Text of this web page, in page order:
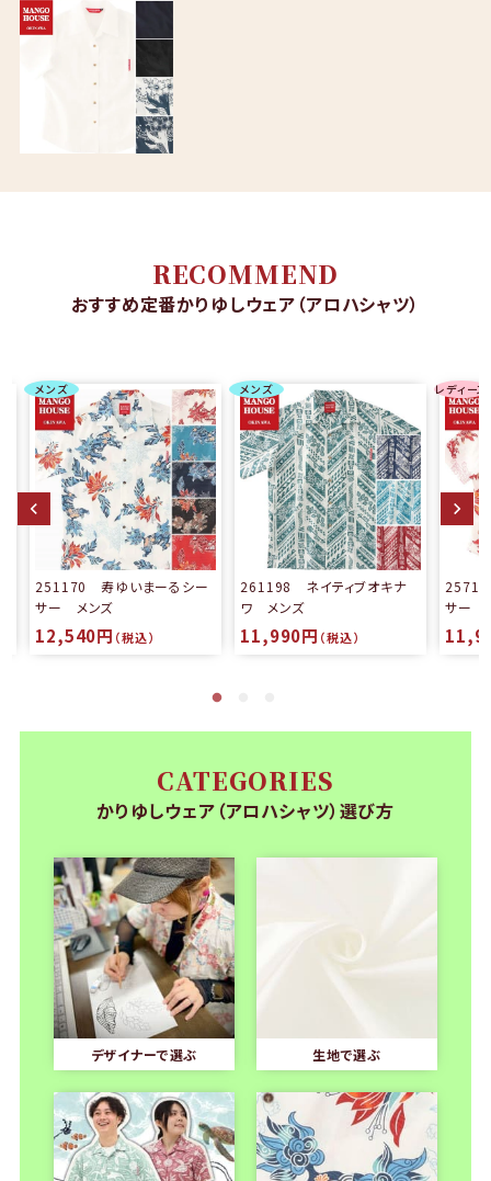
RECOMMEND
おすすめ定番かりゆしウェア（アロハシャツ）
メンズ
251170 寿ゆいまーるシー
サー メンズ
12,540円 （税込）
メンズ
261198 ネイティブオキナ
ワ メンズ
11,990円 （税込）
レディース
サー
CATEGORIES
かりゆしウェア（アロハシャツ）選び方
デザイナーで選ぶ 生地で選ぶ